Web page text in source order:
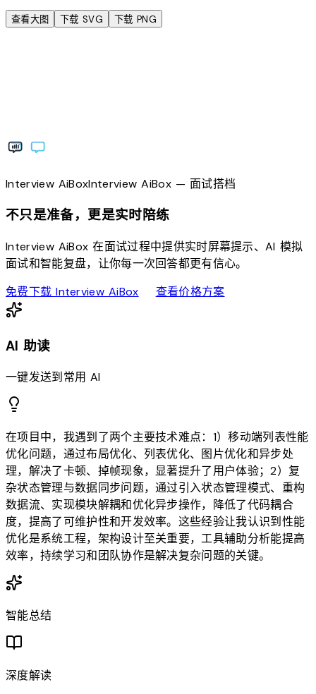
查看大图 下载 SVG 下载 PNG
Interview AiBoxInterviewAiBox— 面试搭档
不只是准备，更是实时陪练
Interview AiBox 在面试过程中提供实时屏幕提示、AI 模拟
面试和智能复盘，让你每一次回答都更有信心。
免费下载 Interview AiBoxdownload查看价格方案sell
AI 助读
一键发送到常用 AI
在项目中，我遇到了两个主要技术难点：1）移动端列表性能
优化问题，通过布局优化、列表优化、图片优化和异步处
理，解决了卡顿、掉帧现象，显著提升了用户体验；2）复
杂状态管理与数据同步问题，通过引入状态管理模式、重构
数据流、实现模块解耦和优化异步操作，降低了代码耦合
度，提高了可维护性和开发效率。这些经验让我认识到性能
优化是系统工程，架构设计至关重要，工具辅助分析能提高
效率，持续学习和团队协作是解决复杂问题的关键。
智能总结
深度解读